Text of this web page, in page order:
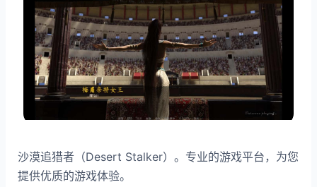
沙漠追猎者（Desert Stalker）。专业的游戏平台，为您
提供优质的游戏体验。